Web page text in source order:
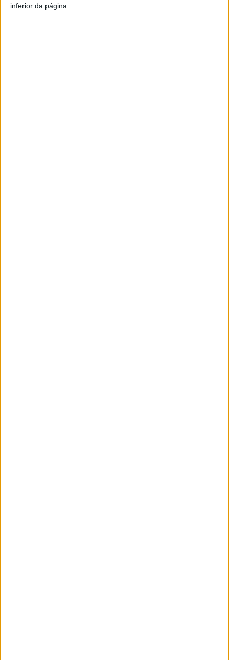
inferior da página.